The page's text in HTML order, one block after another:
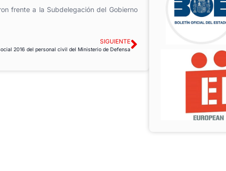
frente a la Subdelegación del Gobierno
SIGUIENTE
2016 del personal civil del Ministerio de Defensa